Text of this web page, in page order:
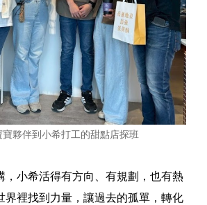
夥伴到小希打工的甜點店探班
，小希活得有方向、有規劃，也有熱
界裡找到力量，讓過去的孤單，轉化